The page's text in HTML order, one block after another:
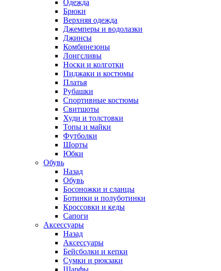
Одежда
Брюки
Верхняя одежда
Джемперы и водолазки
Джинсы
Комбинезоны
Лонгсливы
Носки и колготки
Пиджаки и костюмы
Платья
Рубашки
Спортивные костюмы
Свитшоты
Худи и толстовки
Топы и майки
Футболки
Шорты
Юбки
Обувь
Назад
Обувь
Босоножки и сланцы
Ботинки и полуботинки
Кроссовки и кеды
Сапоги
Аксессуары
Назад
Аксессуары
Бейсболки и кепки
Сумки и рюкзаки
Шарфы